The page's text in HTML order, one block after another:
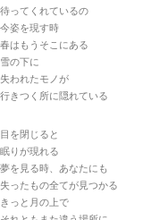
待ってくれているの
今姿を現す時
春はもうそこにある
雪の下に
失われたモノが
行きつく所に隠れている
目を閉じると
眠りが現れる
夢を見る時、あなたにも
失ったもの全てが見つかる
きっと月の上で